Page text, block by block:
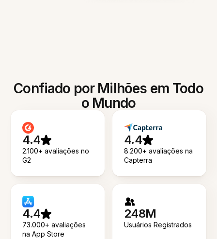
Confiado por Milhões em Todo
o Mundo
4.4
2.100+ avaliações no
G2
4.4
8.200+ avaliações na
Capterra
4.4
73.000+ avaliações
na App Store
248M
Usuários Registrados